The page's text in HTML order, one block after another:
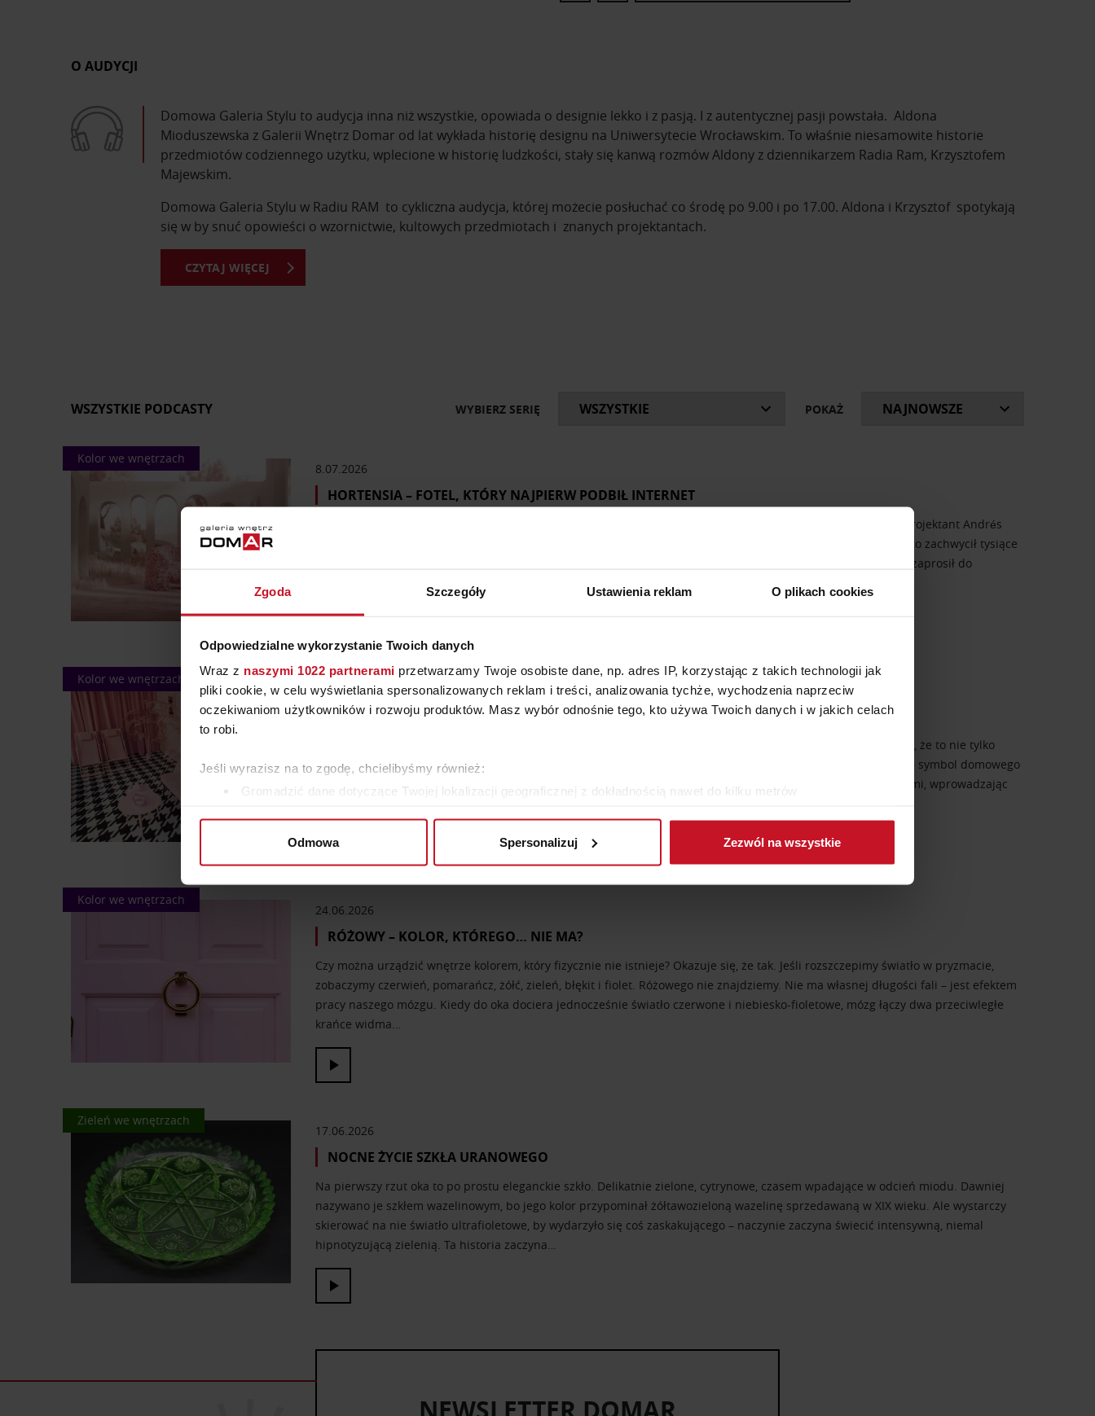
Zgoda Szczegóły Ustawienia reklam O plikach cookies
Odpowiedzialne wykorzystanie Twoich danych
Wraz z naszymi 1022 partnerami przetwarzamy Twoje osobiste dane, np. adres IP, korzystając z takich technologii jak
pliki cookie, w celu wyświetlania spersonalizowanych reklam i treści, analizowania tychże, wychodzenia naprzeciw
oczekiwaniom użytkowników i rozwoju produktów. Masz wybór odnośnie tego, kto używa Twoich danych i w jakich celach
to robi.
Jeśli wyrazisz na to zgodę, chcielibyśmy również:
Gromadzić dane dotyczące Twojej lokalizacji geograficznej z dokładnością nawet do kilku metrów
Dowiedz się więcej odnośnie tego, jak Twoje osobiste dane są przetwarzane oraz ustaw własne preferencje w
Wykorzystujemy pliki cookie do spersonalizowania treści i reklam, aby oferować funkcje społecznościowe i analizować
ruch w naszej witrynie. Informacje o tym, jak korzystasz z naszej witryny, udostępniamy partnerom społecznościowym,
reklamowym i analitycznym. Partnerzy mogą połączyć te informacje z innymi danymi otrzymanymi od Ciebie lub
uzyskanymi podczas korzystania z ich usług.
Odmowa Spersonalizuj Zezwól na wszystkie
O AUDYCJI
Domowa Galeria Stylu to audycja inna niż wszystkie, opowiada o designie lekko i z pasją. I z autentycznej pasji powstała. Aldona
Mioduszewska z Galerii Wnętrz Domar od lat wykłada historię designu na Uniwersytecie Wrocławskim. To właśnie niesamowite historie
przedmiotów codziennego użytku, wplecione w historię ludzkości, stały się kanwą rozmów Aldony z dziennikarzem Radia Ram, Krzysztofem
Majewskim.
Domowa Galeria Stylu w Radiu RAM to cykliczna audycja, której możecie posłuchać co środę po 9.00 i po 17.00. Aldona i Krzysztof spotykają
się w by snuć opowieści o wzornictwie, kultowych przedmiotach i znanych projektantach.
Z Domowej Galerii Stylu dowiesz się o kultowych przedmiotach i ich projektantach. Usłyszysz historie powstania mebli, które znasz na co
dzień. Poznasz sylwetki najsławniejszych designerów na przestrzeni dziejów i ich najważniejsze osiągnięcia.
CZYTAJ WIĘCEJ
WSZYSTKIE PODCASTY WYBIERZ SERIĘ POKAŻ
Kolor we wnętrzach
8.07.2026
HORTENSIA – FOTEL, KTÓRY NAJPIERW PODBIŁ INTERNET
Czy ikona designu może narodzić się w komputerze? Hortensia udowadnia, że tak. W 2018 roku argentyński projektant Andrés
Reisinger stworzył fotorealistyczny render fotela inspirowanego kwiatem hortensji. Mebel nie istniał, a mimo to zachwycił tysiące
osób, które chciały go kupić. Problem? Był tylko cyfrowym obrazem. Aby urzeczywistnić swoją wizję, Reisinger zaprosił do
Kolor we wnętrzach
1.07.2026
RÓŻ – KOLOR WIELU EMOCJI
W ostatniej audycji Radia RAM Krzysztof Majewski zabrał słuchaczy w podróż przez historię różu. I okazało się, że to nie tylko
kolor, ale prawdziwe zwierciadło społecznych zmian. Po II wojnie światowej królował pastelowy mummy pink – symbol domowego
ciepła i idealizowanej kobiecości. Już wcześniej Elsa Schiaparelli wywróciła jednak ten porządek do góry nogami, wprowadzając
Kolor we wnętrzach
24.06.2026
RÓŻOWY – KOLOR, KTÓREGO… NIE MA?
Czy można urządzić wnętrze kolorem, który fizycznie nie istnieje? Okazuje się, że tak. Jeśli rozszczepimy światło w pryzmacie,
zobaczymy czerwień, pomarańcz, żółć, zieleń, błękit i fiolet. Różowego nie znajdziemy. Nie ma własnej długości fali – jest efektem
pracy naszego mózgu. Kiedy do oka dociera jednocześnie światło czerwone i niebiesko-fioletowe, mózg łączy dwa przeciwległe
krańce widma…
Kolor we wnętrzach
Zieleń we wnętrzach
17.06.2026
NOCNE ŻYCIE SZKŁA URANOWEGO
Na pierwszy rzut oka to po prostu eleganckie szkło. Delikatnie zielone, cytrynowe, czasem wpadające w odcień miodu. Dawniej
nazywano je szkłem wazelinowym, bo jego kolor przypominał żółtawozieloną wazelinę sprzedawaną w XIX wieku. Ale wystarczy
skierować na nie światło ultrafioletowe, by wydarzyło się coś zaskakującego – naczynie zaczyna świecić intensywną, niemal
hipnotyzującą zielenią. Ta historia zaczyna…